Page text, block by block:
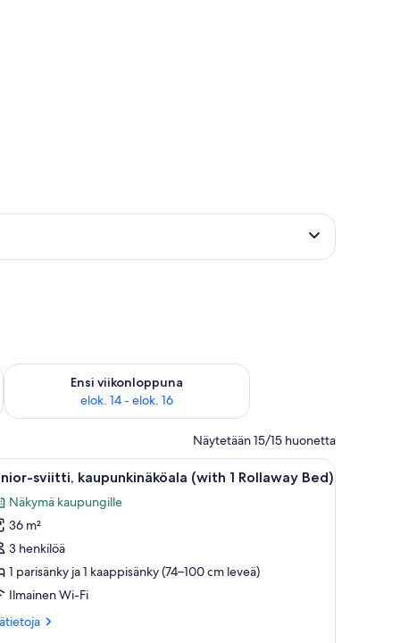
7 - elok. 9
Ensi viikonloppuna
elok. 14 - elok. 16
Tarkista ensi viikonlopun saatavuus elok. 14 - elok. 16
Näytetään 15/15 huonetta
ylle.
tuolilla, matkalaukku ja maljakko täynnä kukkia.
Moderni hotellihuone, jossa on suuri
5 sviitti, kaupunkinäköala (with 1 Rollaway Bed)
Näkymä kaupungille
36 m²
3 henkilöä
1 parisänky ja 1 kaappisänky (74–100 cm leveä)
Ilmainen Wi-Fi